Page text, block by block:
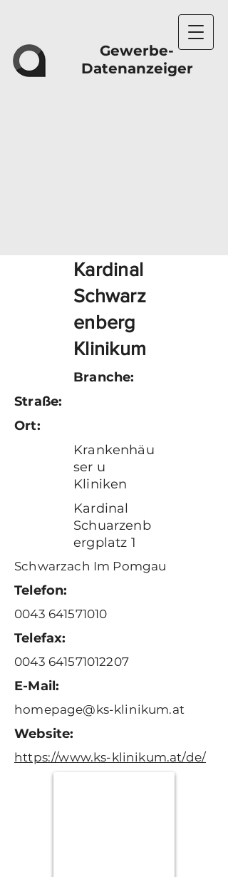
Gewerbe-
Datenanzeiger
Kardinal
Schwarz
enberg
Klinikum
Branche:
Straße:
Ort:
Krankenhäu
ser u
Kliniken
Kardinal
Schuarzenb
ergplatz 1
Schwarzach Im Pomgau
Telefon:
0043 641571010
Telefax:
0043 641571012207
E-Mail:
homepage@ks-klinikum.at
Website:
https://www.ks-klinikum.at/de/